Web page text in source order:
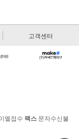
고객센터
멜접수 팩스 문자수신불